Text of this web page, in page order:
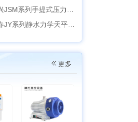
提式压力蒸汽灭菌器：安全高效的实验室灭菌利器
水力学天平：工程与科研领域的精准密度测试利器
更多